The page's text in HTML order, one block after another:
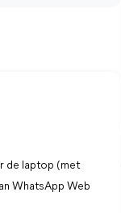
de laptop (met
WhatsApp Web